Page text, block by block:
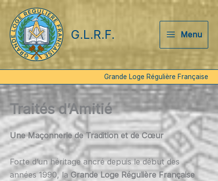
contenu
G.L.R.F. Menu
Grande Loge Régulière Française
Traités d’Amitié
Une Maçonnerie de Tradition et de Cœur
Forte d’un héritage ancré depuis le début des
années 1990, la Grande Loge Régulière Française